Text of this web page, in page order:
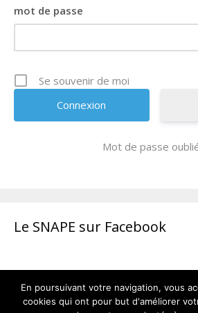
mot de passe
Se souvenir de moi
Mot de passe
Le SNAPE sur Facebook
En poursuivant votre navigation, vous
cookies qui ont pour but d'améliorer